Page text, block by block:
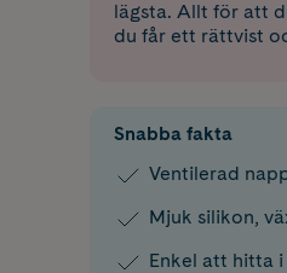
lägsta. Allt för att
du får ett rättvist
Snabba fakta
Ventilerad
Mjuk silikon,
Enkel att hitta